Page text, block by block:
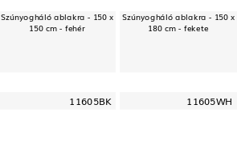
Szúnyogháló ablakra - 150 x
150 cm - fehér
Szúnyogháló ablakra - 150 x
180 cm - fekete
11605BK 11605WH